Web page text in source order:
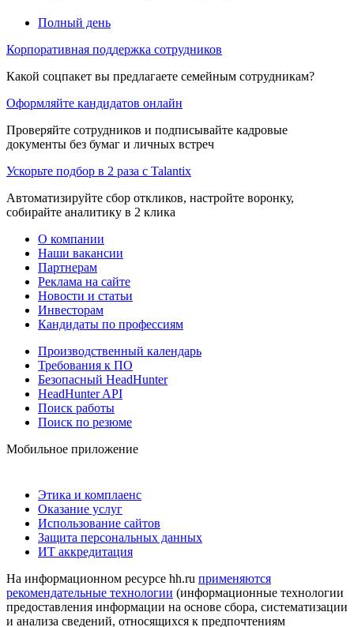
Полный день
Корпоративная поддержка сотрудников
Какой соцпакет вы предлагаете семейным сотрудникам?
Оформляйте кандидатов онлайн
Проверяйте сотрудников и подписывайте кадровые
документы без бумаг и личных встреч
Ускорьте подбор в 2 раза с Talantix
Автоматизируйте сбор откликов, настройте воронку,
собирайте аналитику в 2 клика
О компании
Наши вакансии
Партнерам
Реклама на сайте
Новости и статьи
Инвесторам
Кандидаты по профессиям
Производственный календарь
Требования к ПО
Безопасный HeadHunter
HeadHunter API
Поиск работы
Поиск по резюме
Мобильное приложение
Этика и комплаенс
Оказание услуг
Использование сайтов
Защита персональных данных
ИТ аккредитация
На информационном ресурсе hh.ru применяются
рекомендательные технологии (информационные технологии
предоставления информации на основе сбора, систематизации
и анализа сведений, относящихся к предпочтениям